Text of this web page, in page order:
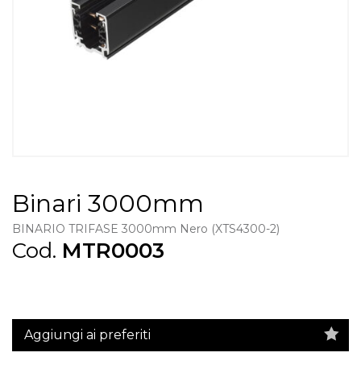
Binari 3000mm
BINARIO TRIFASE 3000mm Nero (XTS4300-2)
Cod. MTR0003
Aggiungi ai preferiti